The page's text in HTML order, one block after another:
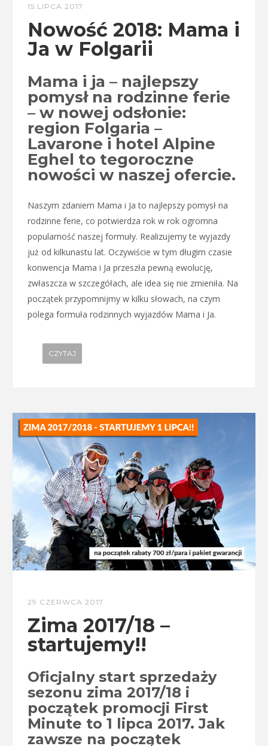
15 LIPCA 2017
Nowość 2018: Mama i
Ja w Folgarii
Mama i ja – najlepszy
pomysł na rodzinne ferie
– w nowej odsłonie:
region Folgaria –
Lavarone i hotel Alpine
Eghel to tegoroczne
nowości w naszej ofercie.
Naszym zdaniem Mama i Ja to najlepszy pomysł na
rodzinne ferie, co potwierdza rok w rok ogromna
popularność naszej formuły. Realizujemy te wyjazdy
już od kilkunastu lat. Oczywiście w tym długim czasie
konwencja Mama i Ja przeszła pewną ewolucję,
zwłaszcza w szczegółach, ale idea się nie zmieniła. Na
początek przypomnijmy w kilku słowach, na czym
polega formuła rodzinnych wyjazdów Mama i Ja.
CZYTAJ
29 CZERWCA 2017
Zima 2017/18 –
startujemy!!
Oficjalny start sprzedaży
sezonu zima 2017/18 i
początek promocji First
Minute to 1 lipca 2017. Jak
zawsze na początek